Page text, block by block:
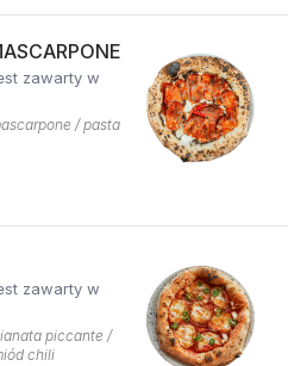
zawarty w
/ pasta
zawarty w
piccante /
chili